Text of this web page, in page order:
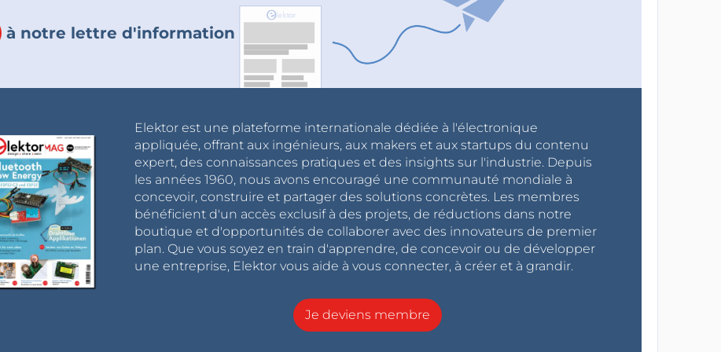
à notre lettre d'information
Elektor est une plateforme internationale dédiée à l'électronique
appliquée, offrant aux ingénieurs, aux makers et aux startups du contenu
expert, des connaissances pratiques et des insights sur l'industrie. Depuis
les années 1960, nous avons encouragé une communauté mondiale à
concevoir, construire et partager des solutions concrètes. Les membres
bénéficient d'un accès exclusif à des projets, de réductions dans notre
boutique et d'opportunités de collaborer avec des innovateurs de premier
plan. Que vous soyez en train d'apprendre, de concevoir ou de développer
une entreprise, Elektor vous aide à vous connecter, à créer et à grandir.
Je deviens membre